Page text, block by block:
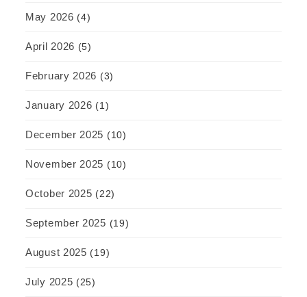
May 2026 (4)
April 2026 (5)
February 2026 (3)
January 2026 (1)
December 2025 (10)
November 2025 (10)
October 2025 (22)
September 2025 (19)
August 2025 (19)
July 2025 (25)